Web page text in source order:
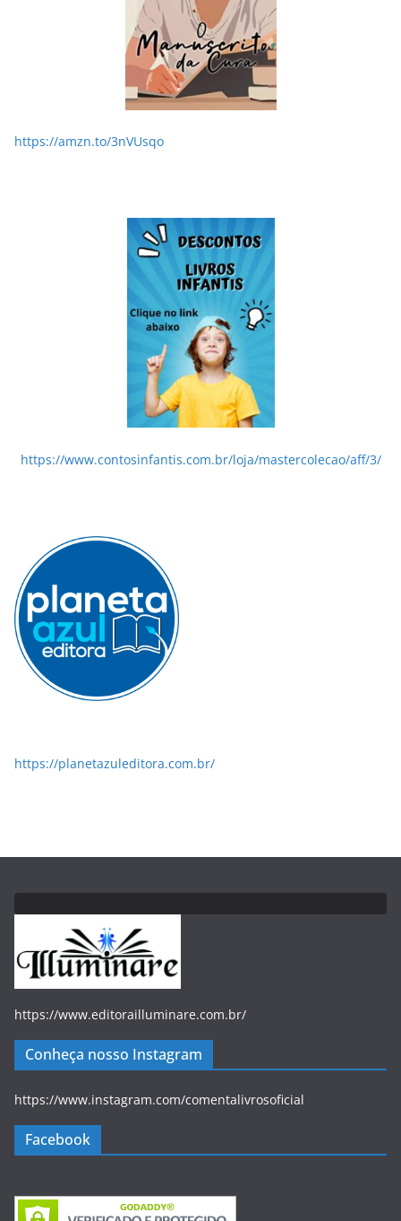
https://amzn.to/3nVUsqo
https://www.contosinfantis.com.br/loja/mastercolecao/aff/3/
https://planetazuleditora.com.br/
https://www.editorailluminare.com.br/
Conheça nosso Instagram
https://www.instagram.com/comentalivrosoficial
Facebook